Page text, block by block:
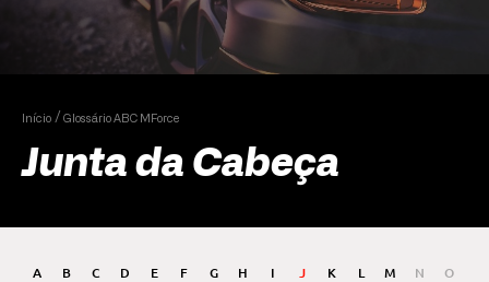
Início Glossário ABC MForce
Junta da Cabeça
A B C D E F G H I J K L M N O